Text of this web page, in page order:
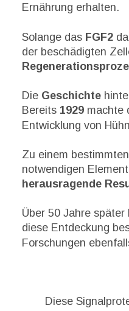
Ernährung erhalten.
Solange das FGF2
der beschädigten
Die Geschichte
Bereits 1929 machte
Entwicklung von
Zu einem
notwendigen
herausragende
Über 50 Jahre
diese Entdeckung
Forschungen
Diese